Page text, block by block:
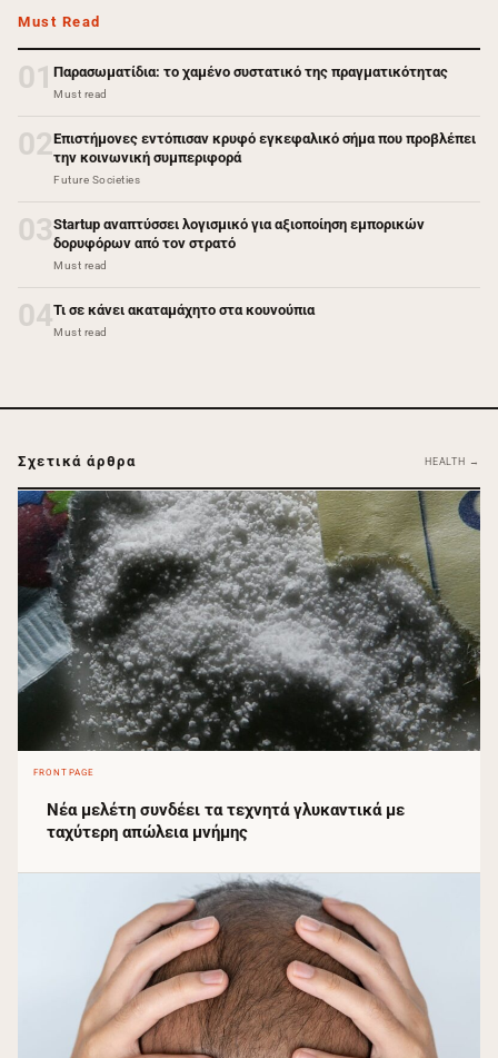
Must Read
01 Παρασωματίδια: το χαμένο συστατικό της πραγματικότητας
Must read
02Επιστήμονες εντόπισαν κρυφό εγκεφαλικό σήμα που προβλέπει
την κοινωνική συμπεριφορά
Future Societies
03Startup αναπτύσσει λογισμικό για αξιοποίηση εμπορικών
δορυφόρων από τον στρατό
Must read
04Τι σε κάνει ακαταμάχητο στα κουνούπια
Must read
Σχετικά άρθρα HEALTH →
FRONTPAGE
Νέα μελέτη συνδέει τα τεχνητά γλυκαντικά με
ταχύτερη απώλεια μνήμης